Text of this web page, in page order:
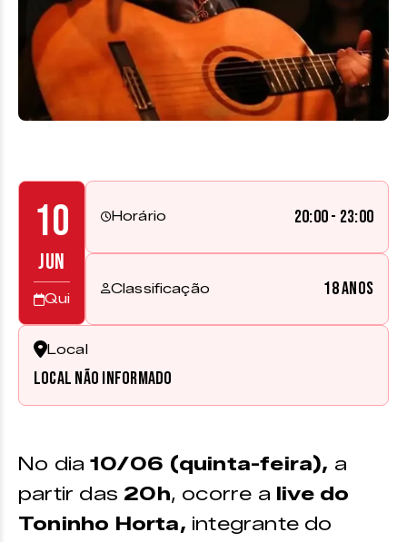
10
JUN
Qui
Horário 20:00 - 23:00
Classificação 18 anos
Local
Local não informado
No dia10/06 (quinta-feira), a
partir das 20h, ocorre a live do
Toninho Horta, integrante do